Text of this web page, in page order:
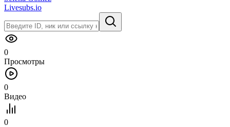
Livesubs.io
0
Просмотры
0
Видео
0